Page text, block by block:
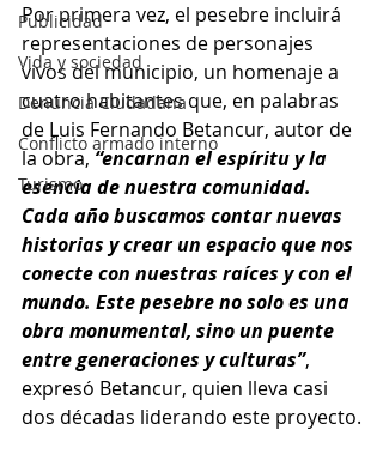
Publicidad
Vida y sociedad
Denuncia Ciudadana
Conflicto armado interno
Turismo
Por primera vez, el pesebre incluirá
representaciones de personajes
vivos del municipio, un homenaje a
cuatro habitantes que, en palabras
de Luis Fernando Betancur, autor de
la obra, “encarnan el espíritu y la
esencia de nuestra comunidad.
Cada año buscamos contar nuevas
historias y crear un espacio que nos
conecte con nuestras raíces y con el
mundo. Este pesebre no solo es una
obra monumental, sino un puente
entre generaciones y culturas”,
expresó Betancur, quien lleva casi
dos décadas liderando este proyecto.